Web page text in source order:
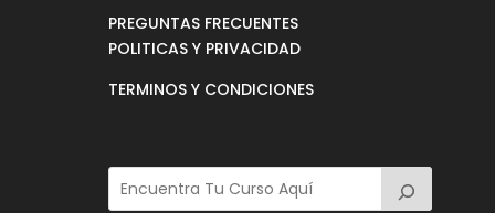
PREGUNTAS FRECUENTES
POLITICAS Y PRIVACIDAD
TERMINOS Y CONDICIONES